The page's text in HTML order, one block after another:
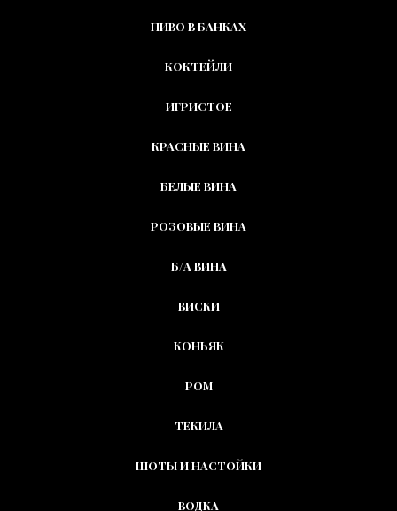
ПИВО В БАНКАХ
КОКТЕЙЛИ
ИГРИСТОЕ
КРАСНЫЕ ВИНА
БЕЛЫЕ ВИНА
РОЗОВЫЕ ВИНА
Б/А ВИНА
ВИСКИ
КОНЬЯК
РОМ
ТЕКИЛА
ШОТЫ И НАСТОЙКИ
ВОДКА